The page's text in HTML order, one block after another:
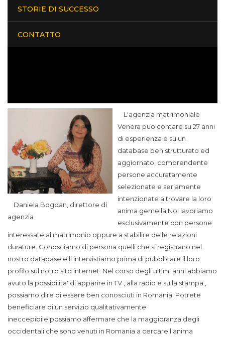
STORIE DI SUCCESSO
CONTATTO
Daniela Bogdan, direttore di
agenzia
L'agenzia matrimoniale
Venera puo'contare su 27 anni
di esperienza e su un
database ben strutturato ed
aggiornato, comprendente
persone accuratamente
selezionate e seriamente
intenzionate a trovare la loro
anima gemella.Noi lavoriamo
esclusivamente con persone
interessate al matrimonio oppure a stabilire delle relazioni
durature. Conosciamo di persona quelli che si registrano nel
nostro database e li intervistiamo prima di pubblicare il loro
profilo sul notro sito internet. Nel corso degli ultimi anni abbiamo
avuto la possibilita' di apparire in TV , alla radio e sulla stampa ,
possiamo dire di essere ben conosciuti in Romania. Potrete
beneficiare di un servizio qualitativamente
ineccepibile:possiamo affermare che la maggioranza degli
occidentali che sono venuti in Romania a cercare l'anima